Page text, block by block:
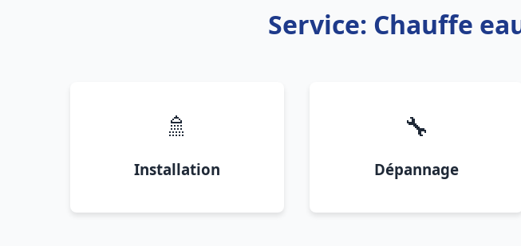
Service: Chauffe
🚿
Installation
🔧
Dépannage